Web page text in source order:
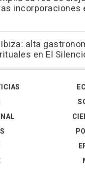
incorporaciones
alta
en El